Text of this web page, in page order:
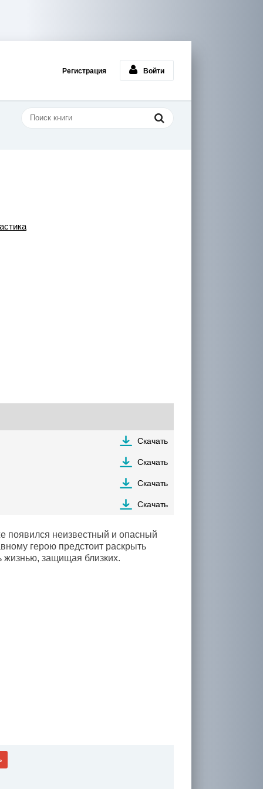
Регистрация Войти
Скачать
Скачать
Скачать
Скачать
появился неизвестный и опасный
герою предстоит раскрыть
жизнью, защищая близких.